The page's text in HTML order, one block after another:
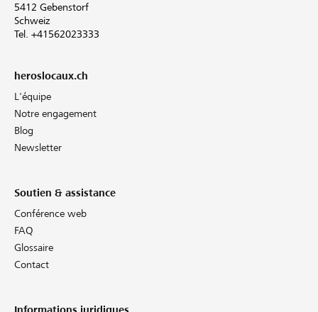
5412 Gebenstorf
Schweiz
Tel. +41562023333
heroslocaux.ch
L'équipe
Notre engagement
Blog
Newsletter
Soutien & assistance
Conférence web
FAQ
Glossaire
Contact
Informations juridiques